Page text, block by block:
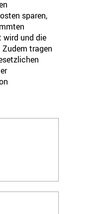
sparen,
wird und die
tragen